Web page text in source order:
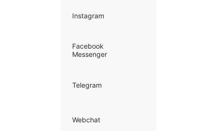
Instagram
Facebook
Messenger
Telegram
Webchat